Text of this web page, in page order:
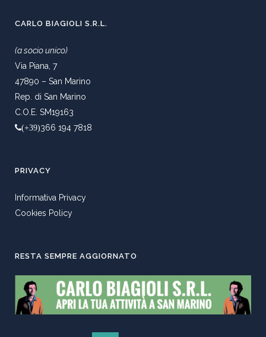
CARLO BIAGIOLI S.R.L.
(a socio unico)
Via Piana, 7
47890 – San Marino
Rep. di San Marino
C.O.E. SM19163
(+39)366 194 7818
PRIVACY
Informativa Privacy
Cookies Policy
RESTA SEMPRE AGGIORNATO